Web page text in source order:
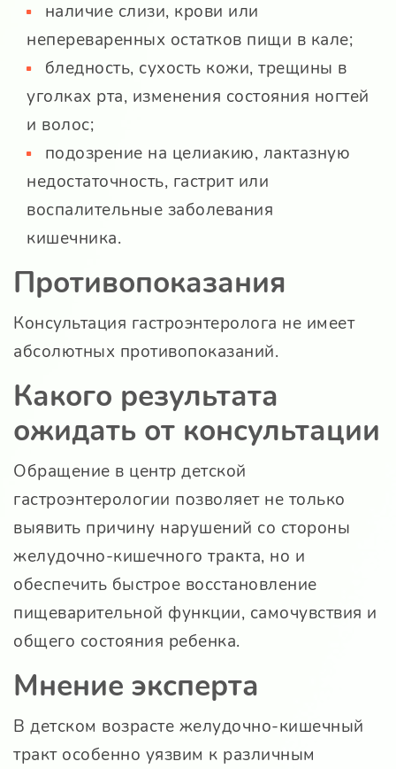
наличие слизи, крови или
непереваренных остатков пищи в кале;
бледность, сухость кожи, трещины в
уголках рта, изменения состояния ногтей
и волос;
подозрение на целиакию, лактазную
недостаточность, гастрит или
воспалительные заболевания
кишечника.
Противопоказания
Консультация гастроэнтеролога не имеет
абсолютных противопоказаний.
Какого результата
ожидать от консультации
Обращение в центр детской
гастроэнтерологии позволяет не только
выявить причину нарушений со стороны
желудочно-кишечного тракта, но и
обеспечить быстрое восстановление
пищеварительной функции, самочувствия и
общего состояния ребенка.
Мнение эксперта
В детском возрасте желудочно-кишечный
тракт особенно уязвим к различным